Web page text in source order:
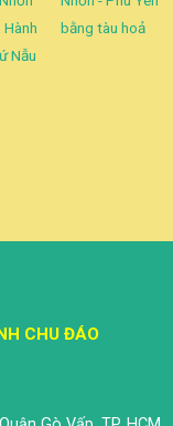
Hành
Nẫu
bằng tàu hoả
CHU ĐÁO